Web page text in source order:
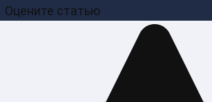
Оцените статью